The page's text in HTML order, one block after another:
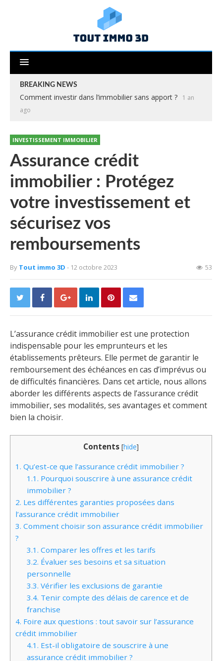
BREAKING NEWS
Comment investir dans l’immobilier sans apport ?
1 an
ago
INVESTISSEMENT IMMOBILIER
Assurance crédit
immobilier : Protégez
votre investissement et
sécurisez vos
remboursements
By Tout immo 3D - 12 octobre 2023 53
L’assurance crédit immobilier est une protection
indispensable pour les emprunteurs et les
établissements prêteurs. Elle permet de garantir le
remboursement des échéances en cas d’imprévus ou
de difficultés financières. Dans cet article, nous allons
aborder les différents aspects de l’assurance crédit
immobilier, ses modalités, ses avantages et comment
bien la choisir.
Contents [hide]
1. Qu’est-ce que l’assurance crédit immobilier ?
1.1. Pourquoi souscrire à une assurance crédit
immobilier ?
2. Les différentes garanties proposées dans
l’assurance crédit immobilier
3. Comment choisir son assurance crédit immobilier
?
3.1. Comparer les offres et les tarifs
3.2. Évaluer ses besoins et sa situation
personnelle
3.3. Vérifier les exclusions de garantie
3.4. Tenir compte des délais de carence et de
franchise
4. Foire aux questions : tout savoir sur l’assurance
crédit immobilier
4.1. Est-il obligatoire de souscrire à une
assurance crédit immobilier ?